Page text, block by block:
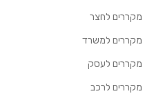
מקררים לחצר
מקררים למשרד
מקררים לעסק
מקררים לרכב